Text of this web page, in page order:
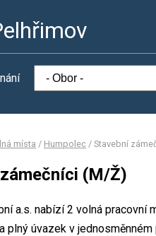
místa / Humpolec / Stavební
(M/Ž)
a.s. nabízí 2 volná
plný úvazek v